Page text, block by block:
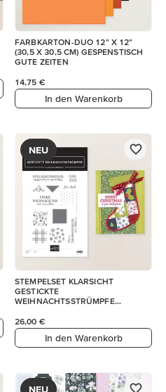
FARBKARTON-DUO 12" X 12"
(30,5 X 30,5 CM) GESPENSTISCH
GUTE ZEITEN
14,75 €
In den Warenkorb
NEU
STEMPELSET KLARSICHT
GESTICKTE
WEIHNACHTSSTRÜMPFE
26,00 €
In den Warenkorb
NEU